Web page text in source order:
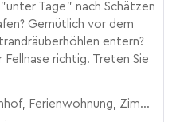
Tage" nach Schätzen
Gemütlich vor dem
entern?
Fellnase richtig. Treten Sie
Ferienwohnung, Zimmer